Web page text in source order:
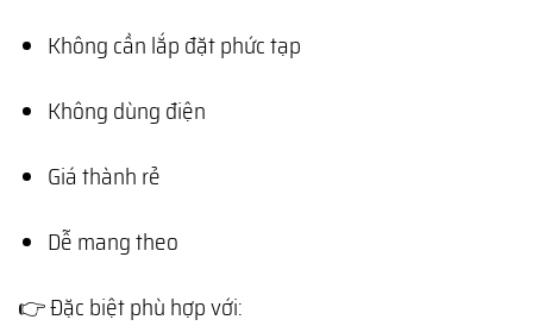
Không cần lắp đặt phức tạp
Không dùng điện
Giá thành rẻ
Dễ mang theo
👉 Đặc biệt phù hợp với: